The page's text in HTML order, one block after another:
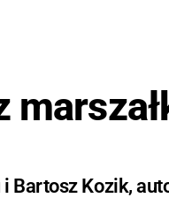
Bartosz Kozik,